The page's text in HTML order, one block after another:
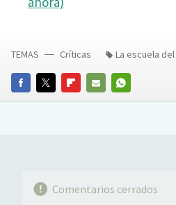
FACEBOOKTWITTERFLIPBOARD
E-
WHATSAPP
TEMAS Críticas La escuela
Comentarios cerrados